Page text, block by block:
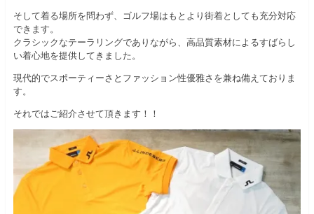
そして着る場所を問わず、ゴルフ場はもとより街着としても充分対応
できます。
クラシックなテーラリングでありながら、高品質素材によるすばらし
い着心地を提供してきました。
現代的でスポーティーさとファッション性優雅さを兼ね備えておりま
す。
それではご紹介させて頂きます！！